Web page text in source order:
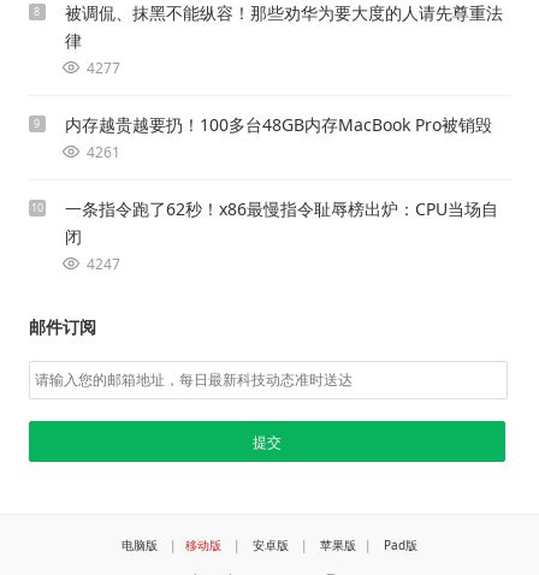
8
被调侃、抹黑不能纵容！那些劝华为要大度的人请先尊重法
律
4277
9 内存越贵越要扔！100多台48GB内存MacBook Pro被销毁
4261
10
一条指令跑了62秒！x86最慢指令耻辱榜出炉：CPU当场自
闭
4247
邮件订阅
电脑版 | 移动版 | 安卓版 | 苹果版 | Pad版